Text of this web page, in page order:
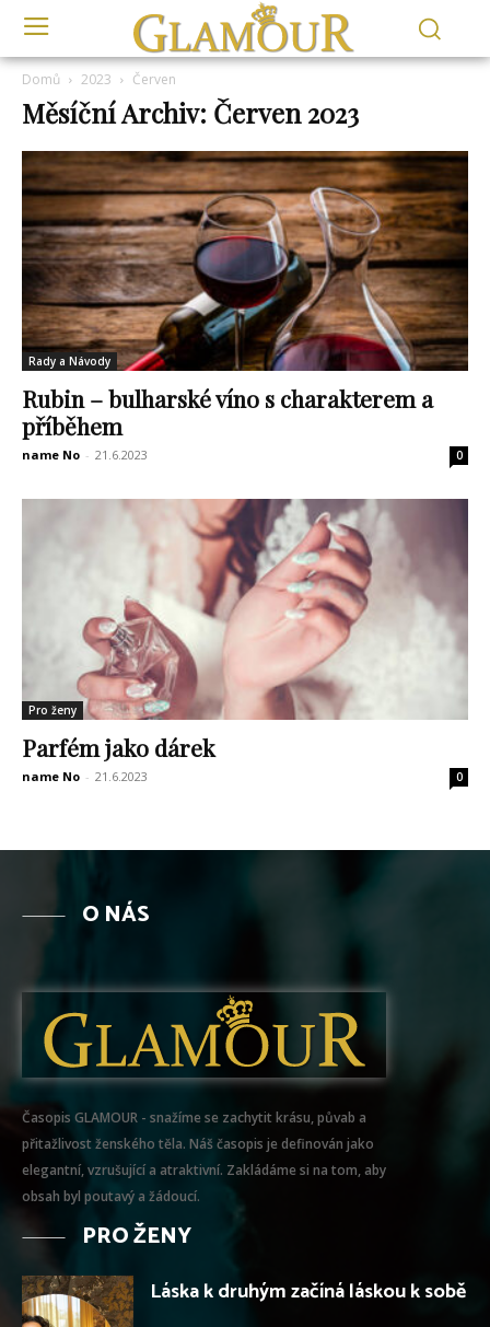
Domů 2023 Červen
Měsíční Archiv: Červen 2023
Rady a Návody
Rubin – bulharské víno s charakterem a
příběhem
name No - 21.6.2023 0
Pro ženy
Parfém jako dárek
name No - 21.6.2023 0
O NÁS
Časopis GLAMOUR - snažíme se zachytit krásu, půvab a
přitažlivost ženského těla. Náš časopis je definován jako
elegantní, vzrušující a atraktivní. Zakládáme si na tom, aby
obsah byl poutavý a žádoucí.
PRO ŽENY
Láska k druhým začíná láskou k sobě